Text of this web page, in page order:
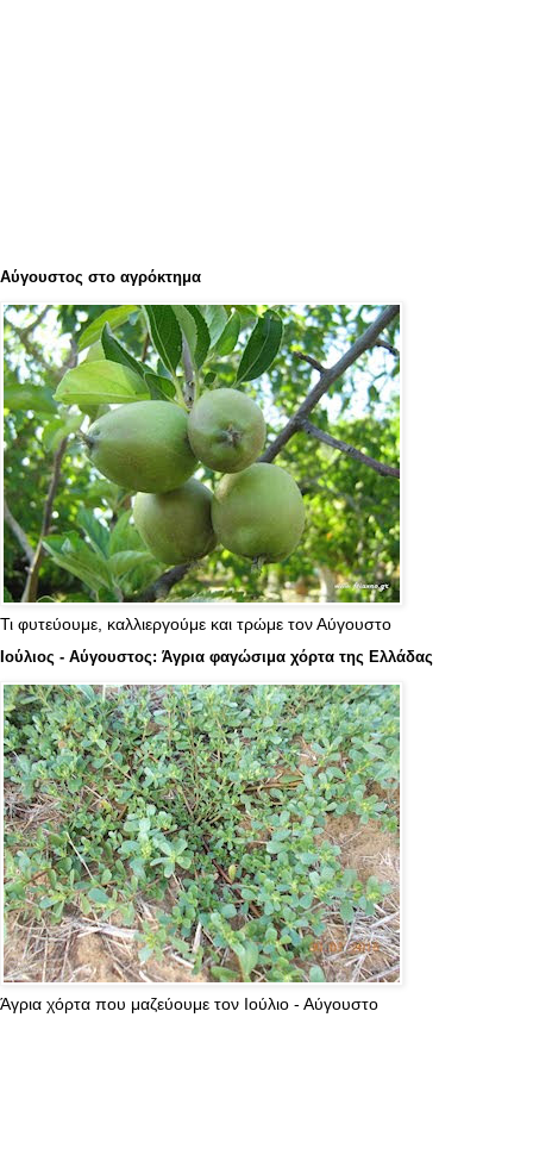
Αύγουστος στο αγρόκτημα
Τι φυτεύουμε, καλλιεργούμε και τρώμε τον Αύγουστο
Ιούλιος - Αύγουστος: Άγρια φαγώσιμα χόρτα της Ελλάδας
Άγρια χόρτα που μαζεύουμε τον Ιούλιο - Αύγουστο